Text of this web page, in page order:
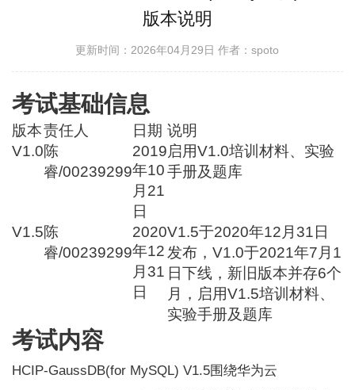
版本说明
更新时间：2026年04月29日作者：spoto
考试基础信息
版本责任人 日期 说明
V1.0陈
睿/00239299
2019
年10
月21
日
启用V1.0培训材料、实验
手册及题库
V1.5陈
睿/00239299
2020
年12
月31
日
V1.5于2020年12月31日
发布，V1.0于2021年7月1
日下线，新旧版本并存6个
月，启用V1.5培训材料、
实验手册及题库
考试内容
HCIP-GaussDB(for MySQL) V1.5围绕华为云